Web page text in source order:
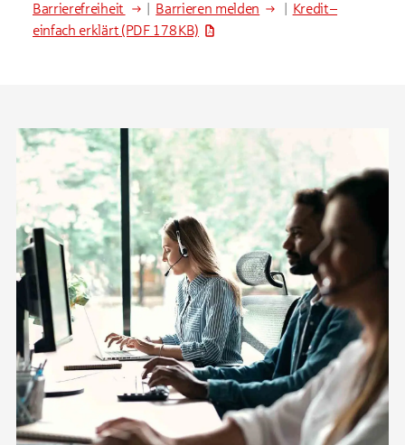
Barrierefreiheit Barrieren melden
Kredit –
einfach erklärt (PDF 178 KB)